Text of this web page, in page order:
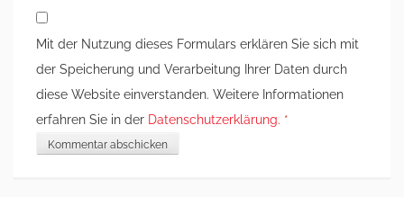
Mit der Nutzung dieses Formulars erklären Sie sich mit
der Speicherung und Verarbeitung Ihrer Daten durch
diese Website einverstanden. Weitere Informationen
erfahren Sie in der Datenschutzerklärung. *